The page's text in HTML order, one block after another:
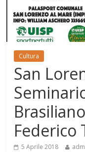
Cultura
San
Federico
5 Aprile 2018